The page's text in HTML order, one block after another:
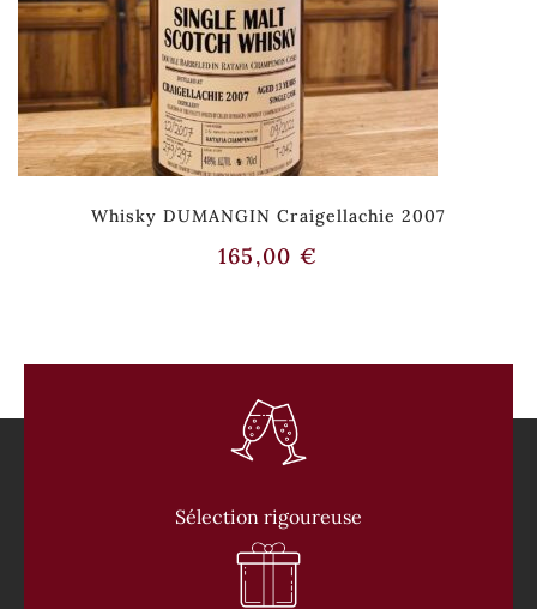
Whisky DUMANGIN Craigellachie 2007
165,00€
Sélection rigoureuse